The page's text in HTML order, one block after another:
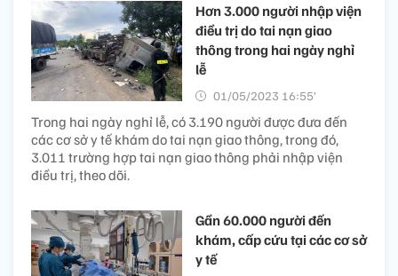
Hơn 3.000 người nhập viện
điều trị do tai nạn giao
thông trong hai ngày nghỉ
lễ
01/05/2023 16:55’
Trong hai ngày nghỉ lễ, có 3.190 người được đưa đến
các cơ sở y tế khám do tai nạn giao thông, trong đó,
3.011 trường hợp tai nạn giao thông phải nhập viện
điều trị, theo dõi.
Gần 60.000 người đến
khám, cấp cứu tại các cơ sở
y tế